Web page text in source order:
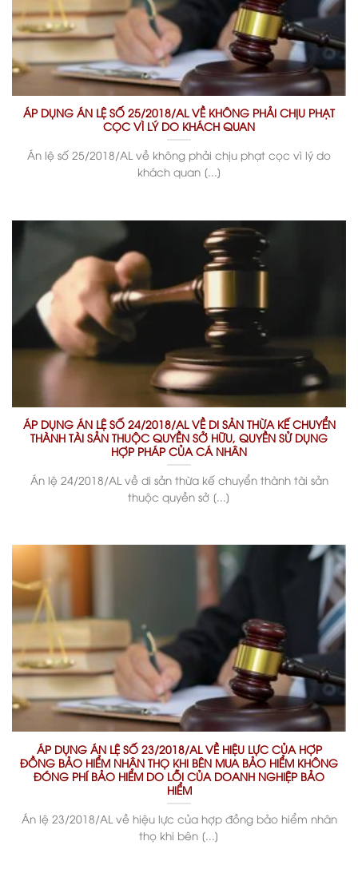
ÁP DỤNG ÁN LỆ SỐ 25/2018/AL VỀ KHÔNG PHẢI CHỊU PHẠT
CỌC VÌ LÝ DO KHÁCH QUAN
Án lệ số 25/2018/AL về không phải chịu phạt cọc vì lý do
khách quan [...]
ÁP DỤNG ÁN LỆ SỐ 24/2018/AL VỀ DI SẢN THỪA KẾ CHUYỂN
THÀNH TÀI SẢN THUỘC QUYỀN SỞ HỮU, QUYỀN SỬ DỤNG
HỢP PHÁP CỦA CÁ NHÂN
Án lệ 24/2018/AL về di sản thừa kế chuyển thành tài sản
thuộc quyền sở [...]
ÁP DỤNG ÁN LỆ SỐ 23/2018/AL VỀ HIỆU LỰC CỦA HỢP
ĐỒNG BẢO HIỂM NHÂN THỌ KHI BÊN MUA BẢO HIỂM KHÔNG
ĐÓNG PHÍ BẢO HIỂM DO LỖI CỦA DOANH NGHIỆP BẢO
HIỂM
Án lệ 23/2018/AL về hiệu lực của hợp đồng bảo hiểm nhân
thọ khi bên [...]